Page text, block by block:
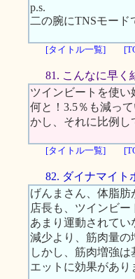
p.s.
二の腕にTNSモー
[タイトル一覧]
81. こんなに早く
ツインビートを使
何と！3.5％も減っ
かし、それに比例し
[タイトル一覧]
82. ダイナマイト
げんまさん、体脂肪
店長も、ツインビ
あまり運動されて
減少より、筋肉量の
しかし、筋肉増強
エットに効果があり